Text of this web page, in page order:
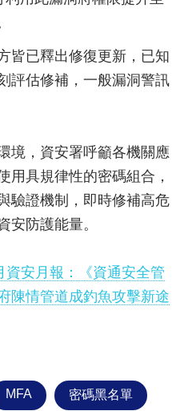
皆已釋出修復更新，已知
評估修補，一般漏洞警訊
境，資安署呼籲各機關應
用具規律性的密碼組合，
驗證機制，即時修補高危
安防護能量。
資安月報：《資通安全管
陳情管道成釣魚攻擊新途
MFA 密碼黑名單